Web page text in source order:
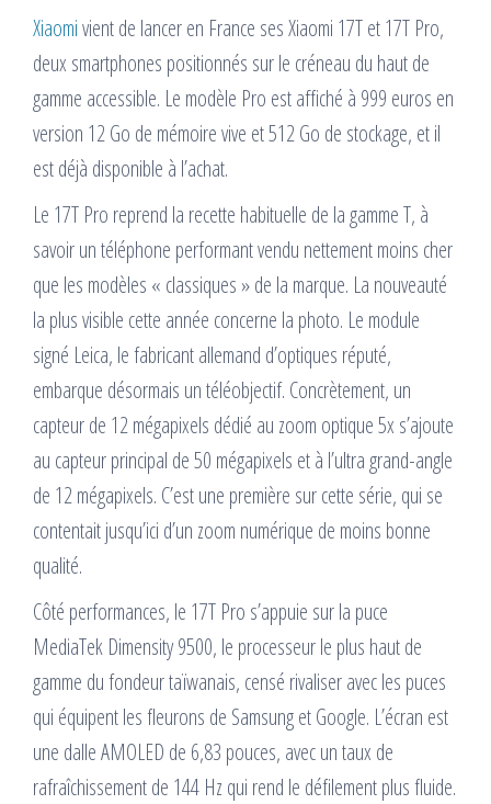
Xiaomivient de lancer en France ses Xiaomi 17T et 17T Pro,
deux smartphones positionnés sur le créneau du haut de
gamme accessible. Le modèle Pro est affiché à 999 euros en
version 12 Go de mémoire vive et 512 Go de stockage, et il
est déjà disponible à l’achat.
Le 17T Pro reprend la recette habituelle de la gamme T, à
savoir un téléphone performant vendu nettement moins cher
que les modèles « classiques » de la marque. La nouveauté
la plus visible cette année concerne la photo. Le module
signé Leica, le fabricant allemand d’optiques réputé,
embarque désormais un téléobjectif. Concrètement, un
capteur de 12 mégapixels dédié au zoom optique 5x s’ajoute
au capteur principal de 50 mégapixels et à l’ultra grand-angle
de 12 mégapixels. C’est une première sur cette série, qui se
contentait jusqu’ici d’un zoom numérique de moins bonne
qualité.
Côté performances, le 17T Pro s’appuie sur la puce
MediaTek Dimensity 9500, le processeur le plus haut de
gamme du fondeur taïwanais, censé rivaliser avec les puces
qui équipent les fleurons de Samsung et Google. L’écran est
une dalle AMOLED de 6,83 pouces, avec un taux de
rafraîchissement de 144 Hz qui rend le défilement plus fluide.